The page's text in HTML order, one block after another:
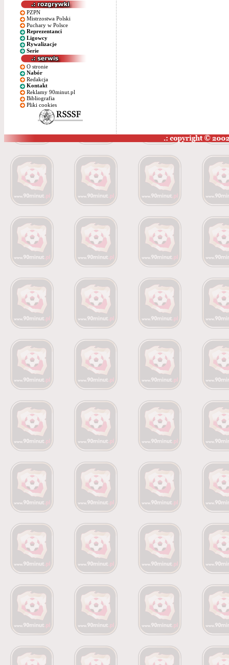
PZPN
Mistrzostwa Polski
Puchary w Polsce
Reprezentanci
Ligowcy
Rywalizacje
Serie
O stronie
Nabór
Redakcja
Kontakt
Reklamy 90minut.pl
Bibliografia
Pliki cookies